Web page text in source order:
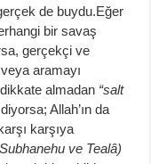
de buydu.Eğer
bir savaş
gerçekçi ve
aramayı
almadan “salt
Allah’ın da
karşıya
ve Tealâ)